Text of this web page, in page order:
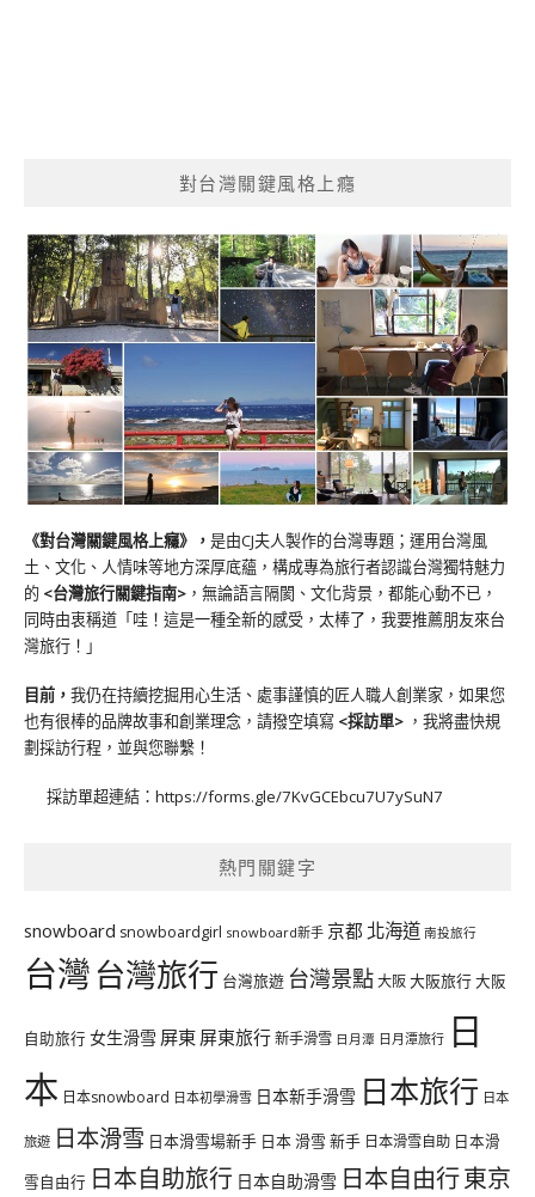
對台灣關鍵風格上癮
《對台灣關鍵風格上癮》 ， 是由CJ夫人製作的台灣專題；運用台灣風
土、文化、人情味等地方深厚底蘊，構成專為旅行者認識台灣獨特魅力
的 <台灣旅行關鍵指南> ，無論語言隔閡、文化背景，都能心動不已，
同時由衷稱道「哇！這是一種全新的感受，太棒了，我要推薦朋友來台
灣旅行！」
目前， 我仍在持續挖掘用心生活、處事謹慎的匠人職人創業家，如果您
也有很棒的品牌故事和創業理念，請撥空填寫 <採訪單> ，我將盡快規
劃採訪行程，並與您聯繫！
採訪單超連結： https://forms.gle/7KvGCEbcu7U7ySuN7
熱門關鍵字
snowboard snowboardgirl snowboard新手 京都 北海道 南投旅行
台灣台灣旅行 台灣旅遊 台灣景點大阪大阪旅行大阪
自助旅行 女生滑雪 屏東 屏東旅行新手滑雪 日月潭 日月潭旅行 日
本 日本snowboard 日本初學滑雪 日本新手滑雪 日本旅行 日本
旅遊 日本滑雪 日本滑雪場新手 日本 滑雪 新手 日本滑雪自助 日本滑
雪自由行 日本自助旅行 日本自助滑雪 日本自由行東京